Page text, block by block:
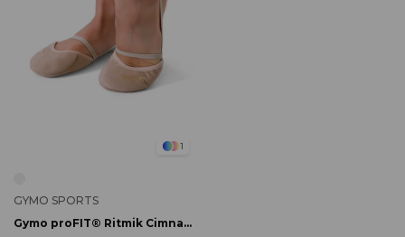
1
GYMO SPORTS
Gymo proFIT® Ritmik Cimnastik Patiği